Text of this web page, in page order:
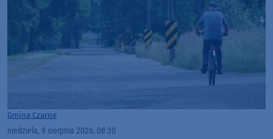
Gmina Czarne
niedziela, 9 sierpnia 2026, 08:30